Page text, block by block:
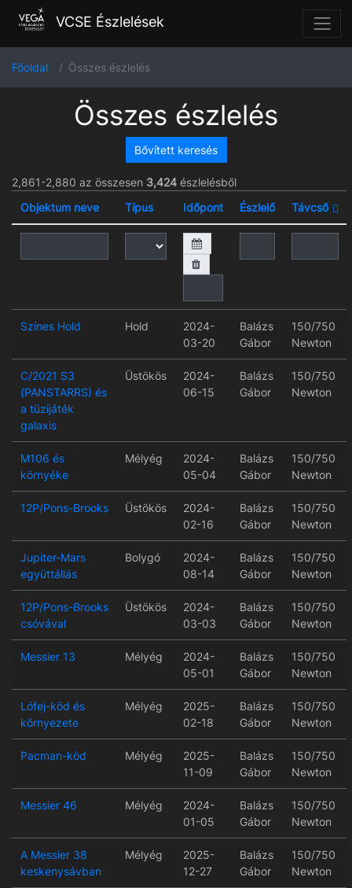
VCSE Észlelések
Főoldal Összes észlelés
Összes észlelés
Bővített keresés
2,861-2,880 az összesen 3,424 észlelésből
Objektum neve
Típus Időpont Észlelő Távcső
Színes Hold Hold
2024-
03-20
Balázs
Gábor
150/750
Newton
C/2021 S3
(PANSTARRS) és
a tüzijáték
galaxis
Üstökös
2024-
06-15
Balázs
Gábor
150/750
Newton
M106 és
környéke
Mélyég
2024-
05-04
Balázs
Gábor
150/750
Newton
12P/Pons-Brooks Üstökös
2024-
02-16
Balázs
Gábor
150/750
Newton
Jupiter-Mars
együttállás
Bolygó
2024-
08-14
Balázs
Gábor
150/750
Newton
12P/Pons-Brooks
csóvával
Üstökös
2024-
03-03
Balázs
Gábor
150/750
Newton
Messier 13 Mélyég
2024-
05-01
Balázs
Gábor
150/750
Newton
Lófej-köd és
környezete
Mélyég
2025-
02-18
Balázs
Gábor
150/750
Newton
Pacman-köd Mélyég
2025-
11-09
Balázs
Gábor
150/750
Newton
Messier 46 Mélyég
2024-
01-05
Balázs
Gábor
150/750
Newton
A Messier 38
keskenysávban
Mélyég
2025-
12-27
Balázs
Gábor
150/750
Newton